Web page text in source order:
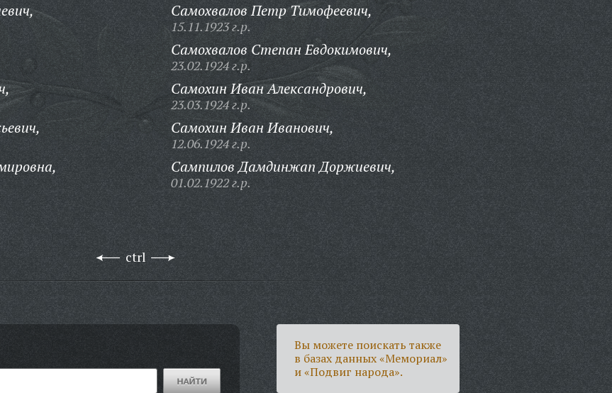
Самохвалов Петр Тимофеевич,
15.11.1923 г.р.
Самохвалов Степан Евдокимович,
23.02.1924 г.р.
Самохин Иван Александрович,
23.03.1924 г.р.
Самохин Иван Иванович,
12.06.1924 г.р.
Сампилов Дамдинжап Доржиевич,
01.02.1922 г.р.
ctrl
Вы можете поискать также
в базах данных «Мемориал»
и «Подвиг народа».